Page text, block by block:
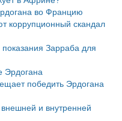
во Францию
коррупционный скандал
Зарраба для
Эрдогана
победить Эрдогана
и внутренней